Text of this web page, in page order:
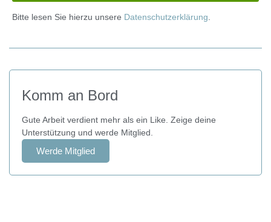
Bitte lesen Sie hierzu unsere Datenschutzerklärung.
Komm an Bord
Gute Arbeit verdient mehr als ein Like. Zeige deine
Unterstützung und werde Mitglied.
Werde Mitglied